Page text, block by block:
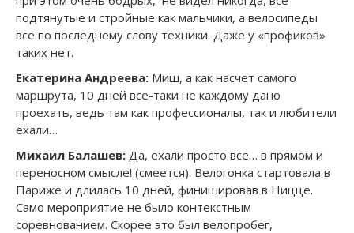
подтянутые и стройные как мальчики, а велосипеды
все по последнему слову техники. Даже у «профиков»
таких нет.
Екатерина Андреева: Миш, а как насчет самого
маршрута, 10 дней все-таки не каждому дано
проехать, ведь там как профессионалы, так и любители
ехали…
Михаил Балашев: Да, ехали просто все… в прямом и
переносном смысле! (смеется). Велогонка стартовала в
Париже и длилась 10 дней, финишировав в Ницце.
Само мероприятие не было контекстным
соревнованием. Скорее это был велопробег,